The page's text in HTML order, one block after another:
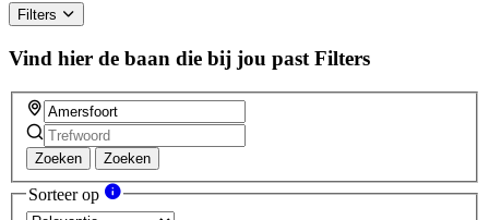
Filters
Vind hier de baan die bij jou past Filters
Zoeken Zoeken
Sorteer op